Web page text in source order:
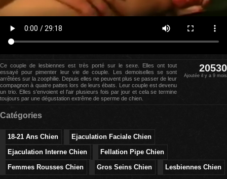
Ce couple de lesbiennes est très porté sur le sexe. Elles ont tout
essayé pour pimenter leur vie de couple. Les demoiselles se sont
arrêtées sur la zoophilie. Depuis elles ne peuvent plus se passer de leur
compagnon à quatre pattes lors de leurs ébats. Leur couple est devenu
un trio. Elles s'envoient el l'air plusieurs fois par jour et cela se termine
toujours par une dégustation extrême de sperme de chien.
20530
Ajoutée il y a 9 mois
Catégories
18-21 Ans Chien
Ejaculation Faciale Chien
Ejaculation Interne Chien
Fellation Pipe Chien
Femmes Rousses Chien
Gros Seins Chien Lesbiennes Chien